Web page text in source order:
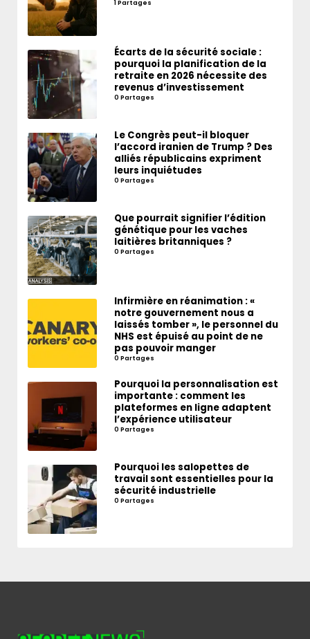
1 Partages
Écarts de la sécurité sociale :
pourquoi la planification de la
retraite en 2026 nécessite des
revenus d’investissement
0 Partages
Le Congrès peut-il bloquer
l’accord iranien de Trump ? Des
alliés républicains expriment
leurs inquiétudes
0 Partages
Que pourrait signifier l’édition
génétique pour les vaches
laitières britanniques ?
0 Partages
Infirmière en réanimation : «
notre gouvernement nous a
laissés tomber », le personnel du
NHS est épuisé au point de ne
pas pouvoir manger
0 Partages
Pourquoi la personnalisation est
importante : comment les
plateformes en ligne adaptent
l’expérience utilisateur
0 Partages
Pourquoi les salopettes de
travail sont essentielles pour la
sécurité industrielle
0 Partages